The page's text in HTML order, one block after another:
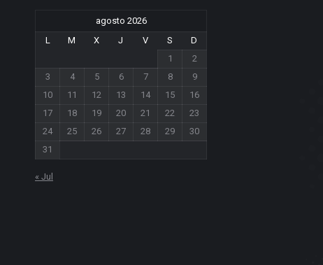
agosto 2026
L
M X J V S
D
1
2
3
4 5 6 7 8
9
10
11 12 13 14 15
16
17
18 19 20 21 22
23
24
25 26 27 28 29
30
31
« Jul